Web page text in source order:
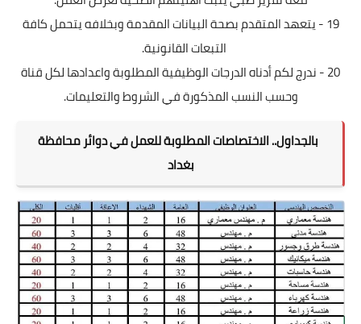
19 - يتعهد المتقدم بصحة البيانات المقدمة وبخلافه يتحمل كافة
التبعات القانونية.
20 - ندرج لكم أدناه الدرجات الوظيفية المطلوبة واعدادها لكل قناة
وحسب النسب المذكورة في الشروط والتعليمات.
بالجداول.. الاختصاصات المطلوبة للعمل في دوائر محافظة
بغداد